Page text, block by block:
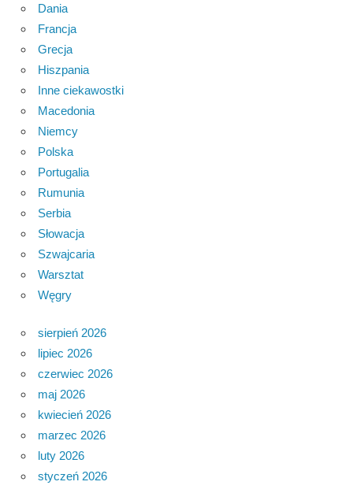
Dania
Francja
Grecja
Hiszpania
Inne ciekawostki
Macedonia
Niemcy
Polska
Portugalia
Rumunia
Serbia
Słowacja
Szwajcaria
Warsztat
Węgry
sierpień 2026
lipiec 2026
czerwiec 2026
maj 2026
kwiecień 2026
marzec 2026
luty 2026
styczeń 2026